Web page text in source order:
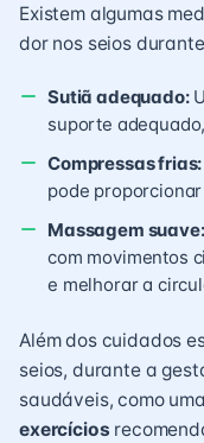
Existem algumas
dor nos seios
Sutiã adequado:
suporte
Compressas frias:
pode
Massagem suave:
com movimentos
e melhorar a
Além dos cuidados
seios, durante a
saudáveis, como uma
exercícios